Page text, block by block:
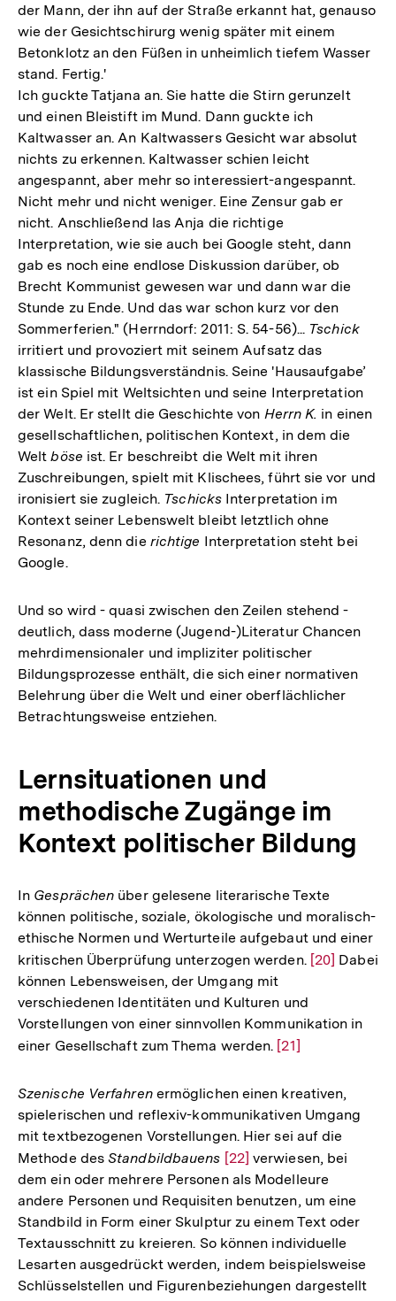
der Mann, der ihn auf der Straße erkannt hat, genauso
wie der Gesichtschirurg wenig später mit einem
Betonklotz an den Füßen in unheimlich tiefem Wasser
stand. Fertig.'
Ich guckte Tatjana an. Sie hatte die Stirn gerunzelt
und einen Bleistift im Mund. Dann guckte ich
Kaltwasser an. An Kaltwassers Gesicht war absolut
nichts zu erkennen. Kaltwasser schien leicht
angespannt, aber mehr so interessiert-angespannt.
Nicht mehr und nicht weniger. Eine Zensur gab er
nicht. Anschließend las Anja die richtige
Interpretation, wie sie auch bei Google steht, dann
gab es noch eine endlose Diskussion darüber, ob
Brecht Kommunist gewesen war und dann war die
Stunde zu Ende. Und das war schon kurz vor den
Sommerferien." (Herrndorf: 2011: S. 54-56)... Tschick
irritiert und provoziert mit seinem Aufsatz das
klassische Bildungsverständnis. Seine 'Hausaufgabe’
ist ein Spiel mit Weltsichten und seine Interpretation
der Welt. Er stellt die Geschichte von Herrn K. in einen
gesellschaftlichen, politischen Kontext, in dem die
Weltböse ist. Er beschreibt die Welt mit ihren
Zuschreibungen, spielt mit Klischees, führt sie vor und
ironisiert sie zugleich. TschicksInterpretation im
Kontext seiner Lebenswelt bleibt letztlich ohne
Resonanz, denn die richtige Interpretation steht bei
Google.
Und so wird - quasi zwischen den Zeilen stehend -
deutlich, dass moderne (Jugend-)Literatur Chancen
mehrdimensionaler und impliziter politischer
Bildungsprozesse enthält, die sich einer normativen
Belehrung über die Welt und einer oberflächlicher
Betrachtungsweise entziehen.
Lernsituationen und
methodische Zugänge im
Kontext politischer Bildung
In Gesprächen über gelesene literarische Texte
können politische, soziale, ökologische und moralisch-
ethische Normen und Werturteile aufgebaut und einer
kritischen Überprüfung unterzogen werden. Zur
Fußnote
[20] Dabei
können Lebensweisen, der Umgang mit
verschiedenen Identitäten und Kulturen und
Vorstellungen von einer sinnvollen Kommunikation in
einer Gesellschaft zum Thema werden. Zur
der
Fußnote
[21]
Szenische Verfahrenermöglichen einen kreativen,
spielerischen und reflexiv-kommunikativen Umgang
mit textbezogenen Vorstellungen. Hier sei auf die
Methode desStandbildbauens Zur
Auflösung
der
Fußnote
[22] verwiesen, bei
dem ein oder mehrere Personen als Modelleure
andere Personen und Requisiten benutzen, um eine
Standbild in Form einer Skulptur zu einem Text oder
Textausschnitt zu kreieren. So können individuelle
Lesarten ausgedrückt werden, indem beispielsweise
Schlüsselstellen und Figurenbeziehungen dargestellt